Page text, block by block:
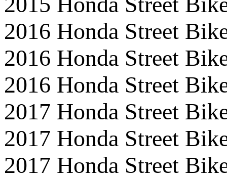
2016 Honda Street
2016 Honda Street
2016 Honda Street
2017 Honda Street
2017 Honda Street
2017 Honda Street